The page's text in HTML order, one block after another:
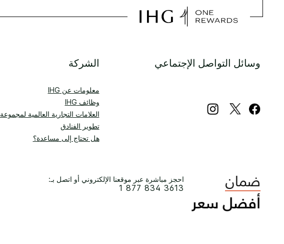
وسائل التواصل الإجتماعي الشركة
معلومات عن IHG
وظائف IHG
العلامات التجارية العالمية لمجموعة IHG
تطوير الفنادق
هل تحتاج إلى مساعدة؟
احجز مباشرة عبر موقعنا الإلكتروني أو اتصل بـ:
1 877 834 3613